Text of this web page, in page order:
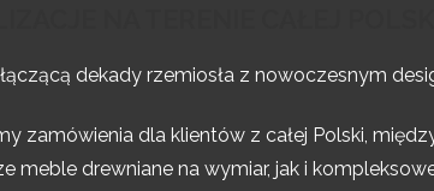
dekady rzemiosła z nowoczesnym
zamówienia dla klientów z całej Polski,
meble drewniane na wymiar, jak i